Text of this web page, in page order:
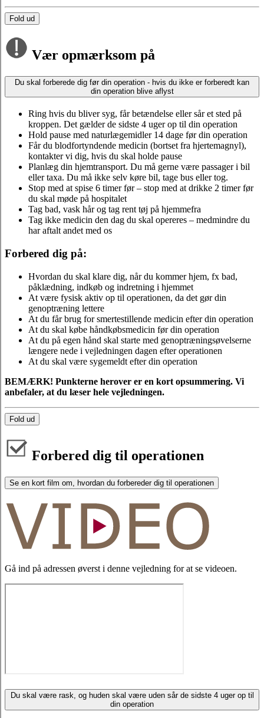
Fold ud
Vær opmærksom på
Du skal forberede dig før din operation - hvis du ikke er forberedt kan
din operation blive aflyst
Ring hvis du bliver syg, får betændelse eller sår et sted på
kroppen. Det gælder de sidste 4 uger op til din operation
Hold pause med naturlægemidler 14 dage før din operation
Får du blodfortyndende medicin (bortset fra hjertemagnyl),
kontakter vi dig, hvis du skal holde pause
Planlæg din hjemtransport. Du må gerne være passager i bil
eller taxa. Du må ikke selv køre bil, tage bus eller tog.
Stop med at spise 6 timer før – stop med at drikke 2 timer før
du skal møde på hospitalet
Tag bad, vask hår og tag rent tøj på hjemmefra
Tag ikke medicin den dag du skal opereres – medmindre du
har aftalt andet med os
Forbered dig på:
Hvordan du skal klare dig, når du kommer hjem, fx bad,
påklædning, indkøb og indretning i hjemmet
At være fysisk aktiv op til operationen, da det gør din
genoptræning lettere
At du får brug for smertestillende medicin efter din operation
At du skal købe håndkøbsmedicin før din operation
At du på egen hånd skal starte med genoptræningsøvelserne
længere nede i vejledningen dagen efter operationen
At du skal være sygemeldt efter din operation
BEMÆRK! Punkterne herover er en kort opsummering. Vi
anbefaler, at du læser hele vejledningen.
Fold ud
Forbered dig til operationen
Se en kort film om, hvordan du forbereder dig til operationen
Gå ind på adressen øverst i denne vejledning for at se videoen.
Du skal være rask, og huden skal være uden sår de sidste 4 uger op til
din operation